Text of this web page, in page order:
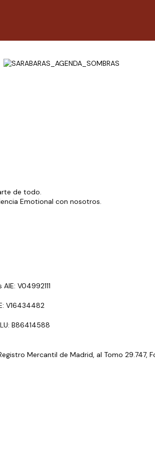
de todo.
Emotional con nosotros.
V04992111
V16434482
B86414588
Mercantil de Madrid, al Tomo 29.747,